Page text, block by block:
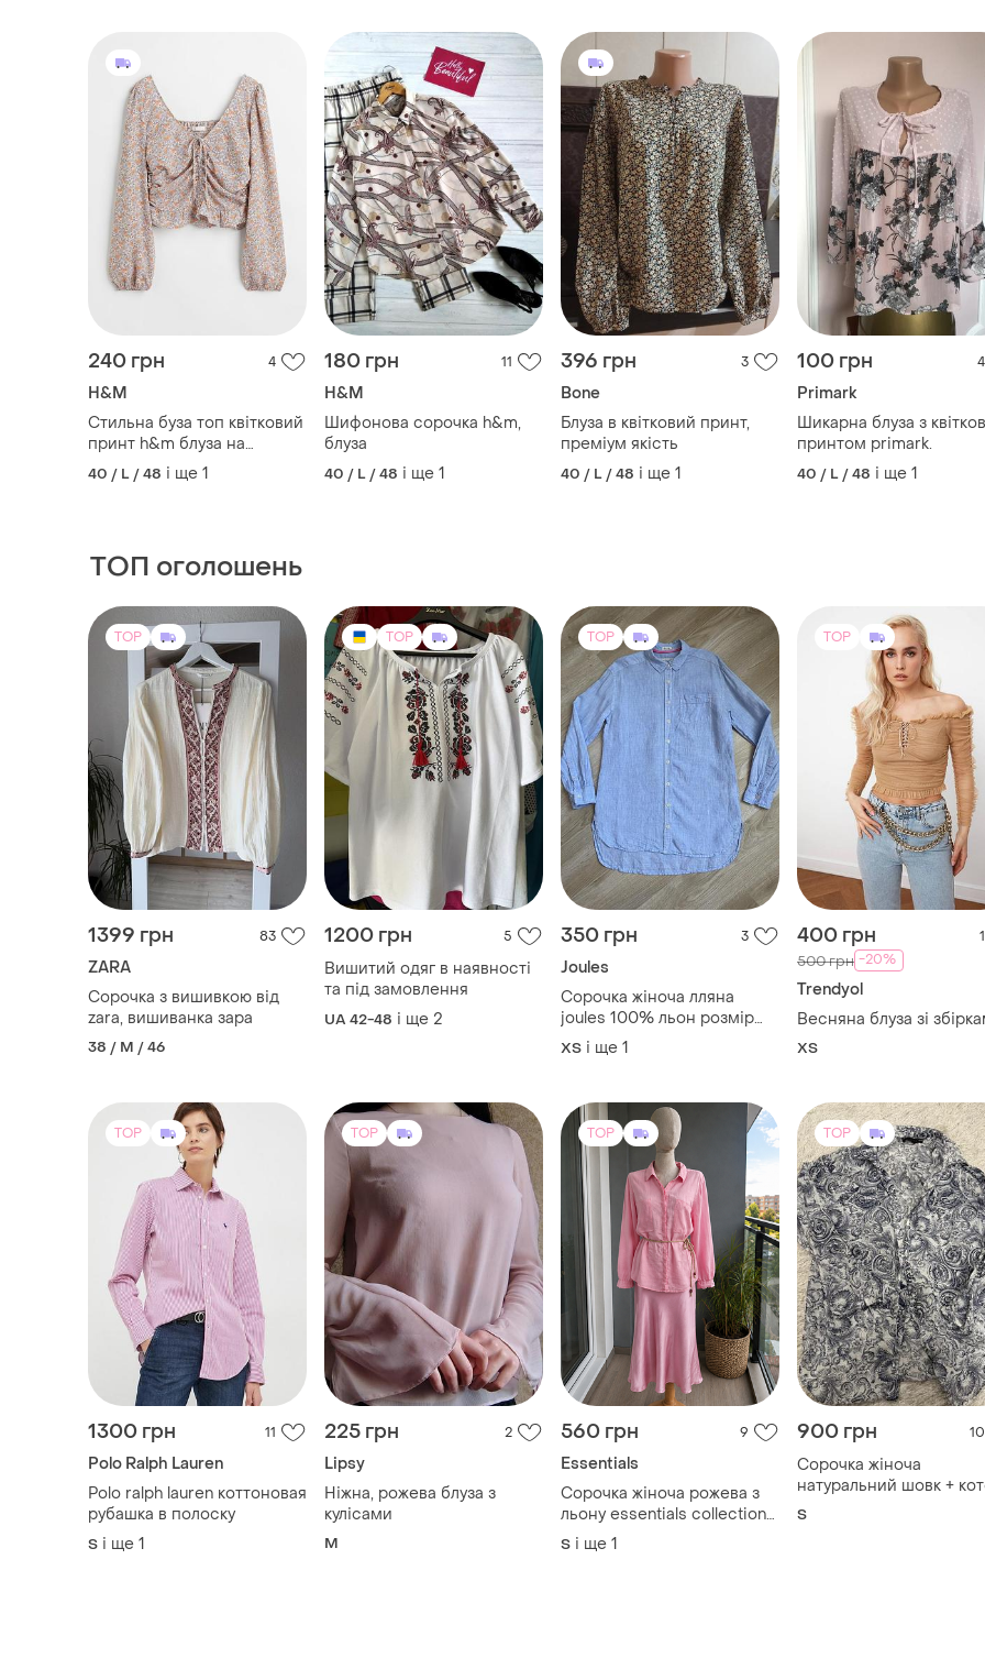
240 грн 4
H&M
принт h&m блуза на
завʼязках
40 / L / 48
180 грн 11
H&M
Шифонова сорочка h&m,
блуза
40 / L / 48
396 грн 3
Bone
Блуза в квітковий принт,
преміум якість
40 / L / 48
100 грн 4
Primark
Шикарна блуза з
принтом primark.
40 / L / 48
ТОП оголошень
1399 грн 83
ZARA
Сорочка з вишивкою від
zara, вишиванка зара
38 / M / 46
1200 грн
Вишитий одяг в наявності
та під замовлення
UA 42-48 і ще 2
350 грн 3
Joules
Сорочка жіноча лляна
joules 100% льон розмір
xs/s
ХS і ще 1
400 грн
-20%
Trendyol
Весняна блуза зі
ХS
TOP
1300 грн 11
Polo Ralph Lauren
Polo ralph lauren коттоновая
рубашка в полоску
S і ще 1
TOP
225 грн 2
Lipsy
Ніжна, рожева блуза з
кулісами
M
TOP
560 грн 9
Essentials
Сорочка жіноча рожева з
льону essentials collection
100% льон на ґудзиках s-m
S і ще 1
TOP
900 грн 10
Сорочка жіноча
натуральний шовк +
на с!
S